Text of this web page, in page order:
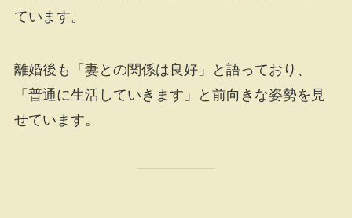
ています。
離婚後も「妻との関係は良好」と語っており、
「普通に生活していきます」と前向きな姿勢を見
せています。